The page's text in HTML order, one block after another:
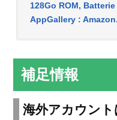
128Go ROM,
AppGallery :
補足情報
海外アカウン